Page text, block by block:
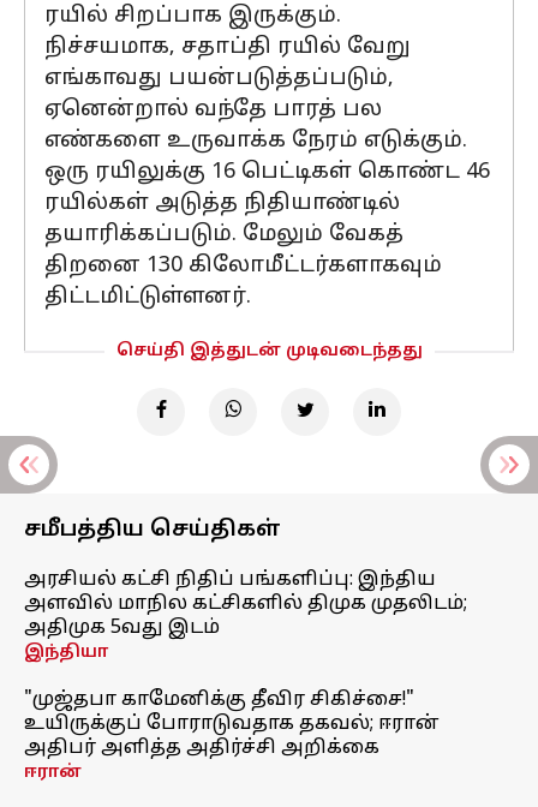
ரயில் சிறப்பாக இருக்கும்.
நிச்சயமாக, சதாப்தி ரயில் வேறு
எங்காவது பயன்படுத்தப்படும்,
ஏனென்றால் வந்தே பாரத் பல
எண்களை உருவாக்க நேரம் எடுக்கும்.
ஒரு ரயிலுக்கு 16 பெட்டிகள் கொண்ட 46
ரயில்கள் அடுத்த நிதியாண்டில்
தயாரிக்கப்படும். மேலும் வேகத்
திறனை 130 கிலோமீட்டர்களாகவும்
திட்டமிட்டுள்ளனர்.
செய்தி இத்துடன் முடிவடைந்தது
சமீபத்திய செய்திகள்
அரசியல் கட்சி நிதிப் பங்களிப்பு: இந்திய
அளவில் மாநில கட்சிகளில் திமுக முதலிடம்;
அதிமுக 5வது இடம்
இந்தியா
"முஜ்தபா காமேனிக்கு தீவிர சிகிச்சை!"
உயிருக்குப் போராடுவதாக தகவல்; ஈரான்
அதிபர் அளித்த அதிர்ச்சி அறிக்கை
ஈரான்